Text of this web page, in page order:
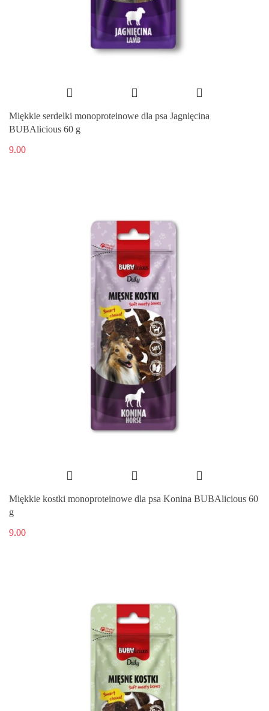
Miękkie serdelki monoproteinowe dla psa Jagnięcina
BUBAlicious 60 g
9.00
Miękkie kostki monoproteinowe dla psa Konina BUBAlicious 60
g
9.00